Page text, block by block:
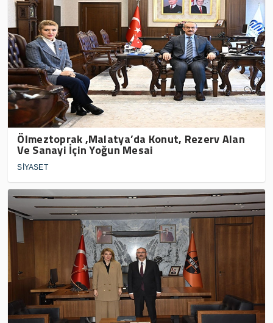
Ölmeztoprak ,Malatya’da Konut, Rezerv Alan
Ve Sanayi İçin Yoğun Mesai
SİYASET